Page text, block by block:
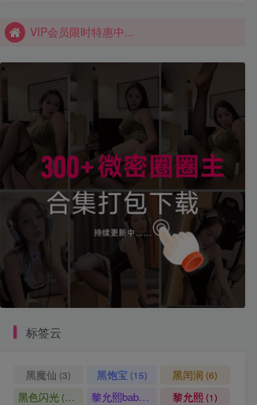
香菜拌面(7) 香草喵露露
音音 (2)
韩国模特Mozzi 韩国Sia 韩国Pia
韩国Maruemon (1) 韩国JangJoo 韩国High (1)
7日阅读榜单
205人已阅读
TOP1
更新]
8月5日 07:10 201人已阅读
VIP会员限时特惠中...
标签云
黑魔仙 (3) 黑饱宝 (15) 黑闰润 (6)
黑色闪光 (15) 黎允熙baby(50) 黎允熙(1)